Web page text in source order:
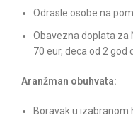
Odrasle osobe na
Obavezna doplata za
70 eur, deca od 2 god
Aranžman obuhvata:
Boravak u izabranom